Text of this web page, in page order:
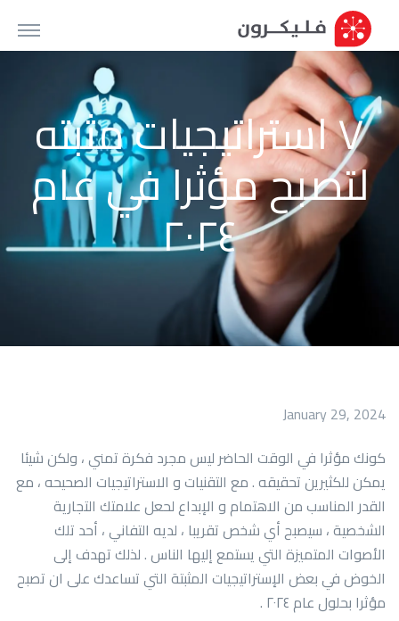
٧ استراتيجيات مثبته
لتصبح مؤثرا في عام
٢٠٢٤
January 29, 2024
كونك مؤثرا في الوقت الحاضر ليس مجرد فكرة تمني ، ولكن شيئا
يمكن للكثيرين تحقيقه . مع التقنيات و الاستراتيجيات الصحيحه ، مع
القدر المناسب من الاهتمام و الإبداع لحعل علامتك التجارية
الشخصية ، سيصبح أي شخص تقريبا ، لديه التفاني ، أحد تلك
الأصوات المتميزة التي يستمع إليها الناس . لذلك تهدف إلى
الخوض في بعض الإستراتيجيات المثبتة التي تساعدك على ان تصبح
مؤثرا بحلول عام ٢٠٢٤ .